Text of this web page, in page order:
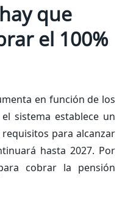
que
el 100%
en función de los
sistema establece un
para alcanzar
hasta 2027. Por
cobrar la pensión